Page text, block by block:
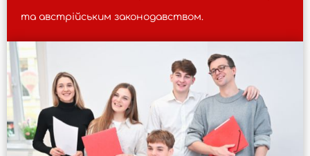
та австрійським законодавством.
Крок за кроком ми підготуємо вас до швидкого
початку вашої кар’єри та допоможемо знайти
роботу.